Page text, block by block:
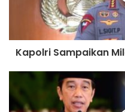
Kapolri Sampaikan